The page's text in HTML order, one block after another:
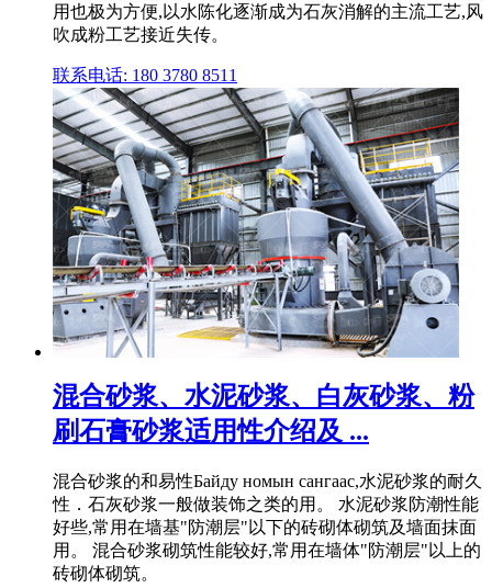
用也极为方便,以水陈化逐渐成为石灰消解的主流工艺,风
吹成粉工艺接近失传。
联系电话: 180 3780 8511
混合砂浆、水泥砂浆、白灰砂浆、粉
刷石膏砂浆适用性介绍及 ...
混合砂浆的和易性Байду номын сангаас,水泥砂浆的耐久
性．石灰砂浆一般做装饰之类的用。 水泥砂浆防潮性能
好些,常用在墙基"防潮层"以下的砖砌体砌筑及墙面抹面
用。 混合砂浆砌筑性能较好,常用在墙体"防潮层"以上的
砖砌体砌筑。